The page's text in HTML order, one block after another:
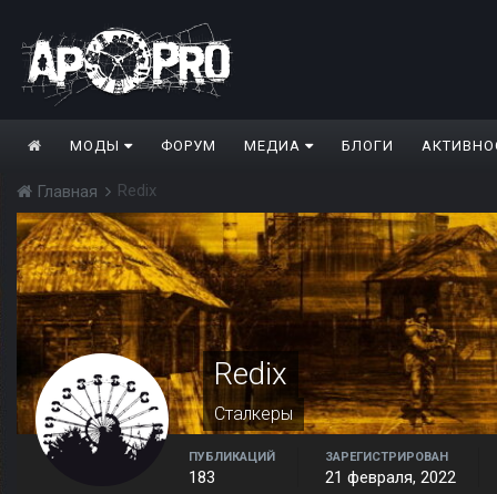
МОДЫ ФОРУМ МЕДИА БЛОГИ
Главная Redix
Redix
Сталкеры
ПУБЛИКАЦИЙ
183
ЗАРЕГИСТРИРОВАН
21 февраля, 2022